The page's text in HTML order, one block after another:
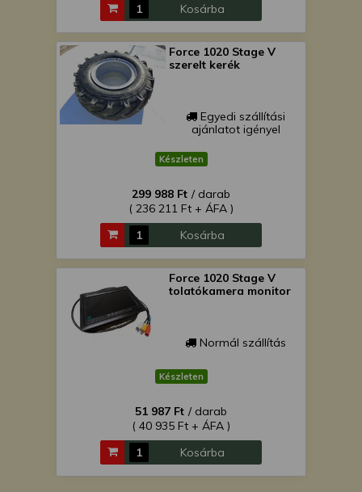
Kosárba
Force 1020 Stage V
szerelt kerék
Egyedi szállítási
ajánlatot igényel
Készleten
299 988 Ft / darab
( 236 211 Ft + ÁFA )
Kosárba
Force 1020 Stage V
tolatókamera monitor
Normál szállítás
Készleten
51 987 Ft / darab
( 40 935 Ft + ÁFA )
Kosárba